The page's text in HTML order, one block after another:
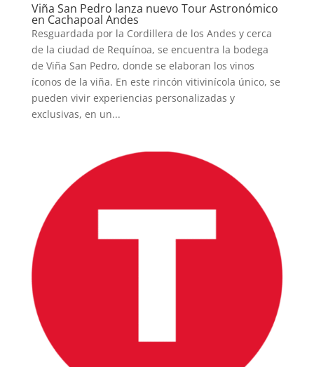
Viña San Pedro lanza nuevo Tour Astronómico
en Cachapoal Andes
Resguardada por la Cordillera de los Andes y cerca
de la ciudad de Requínoa, se encuentra la bodega
de Viña San Pedro, donde se elaboran los vinos
íconos de la viña. En este rincón vitivinícola único, se
pueden vivir experiencias personalizadas y
exclusivas, en un...